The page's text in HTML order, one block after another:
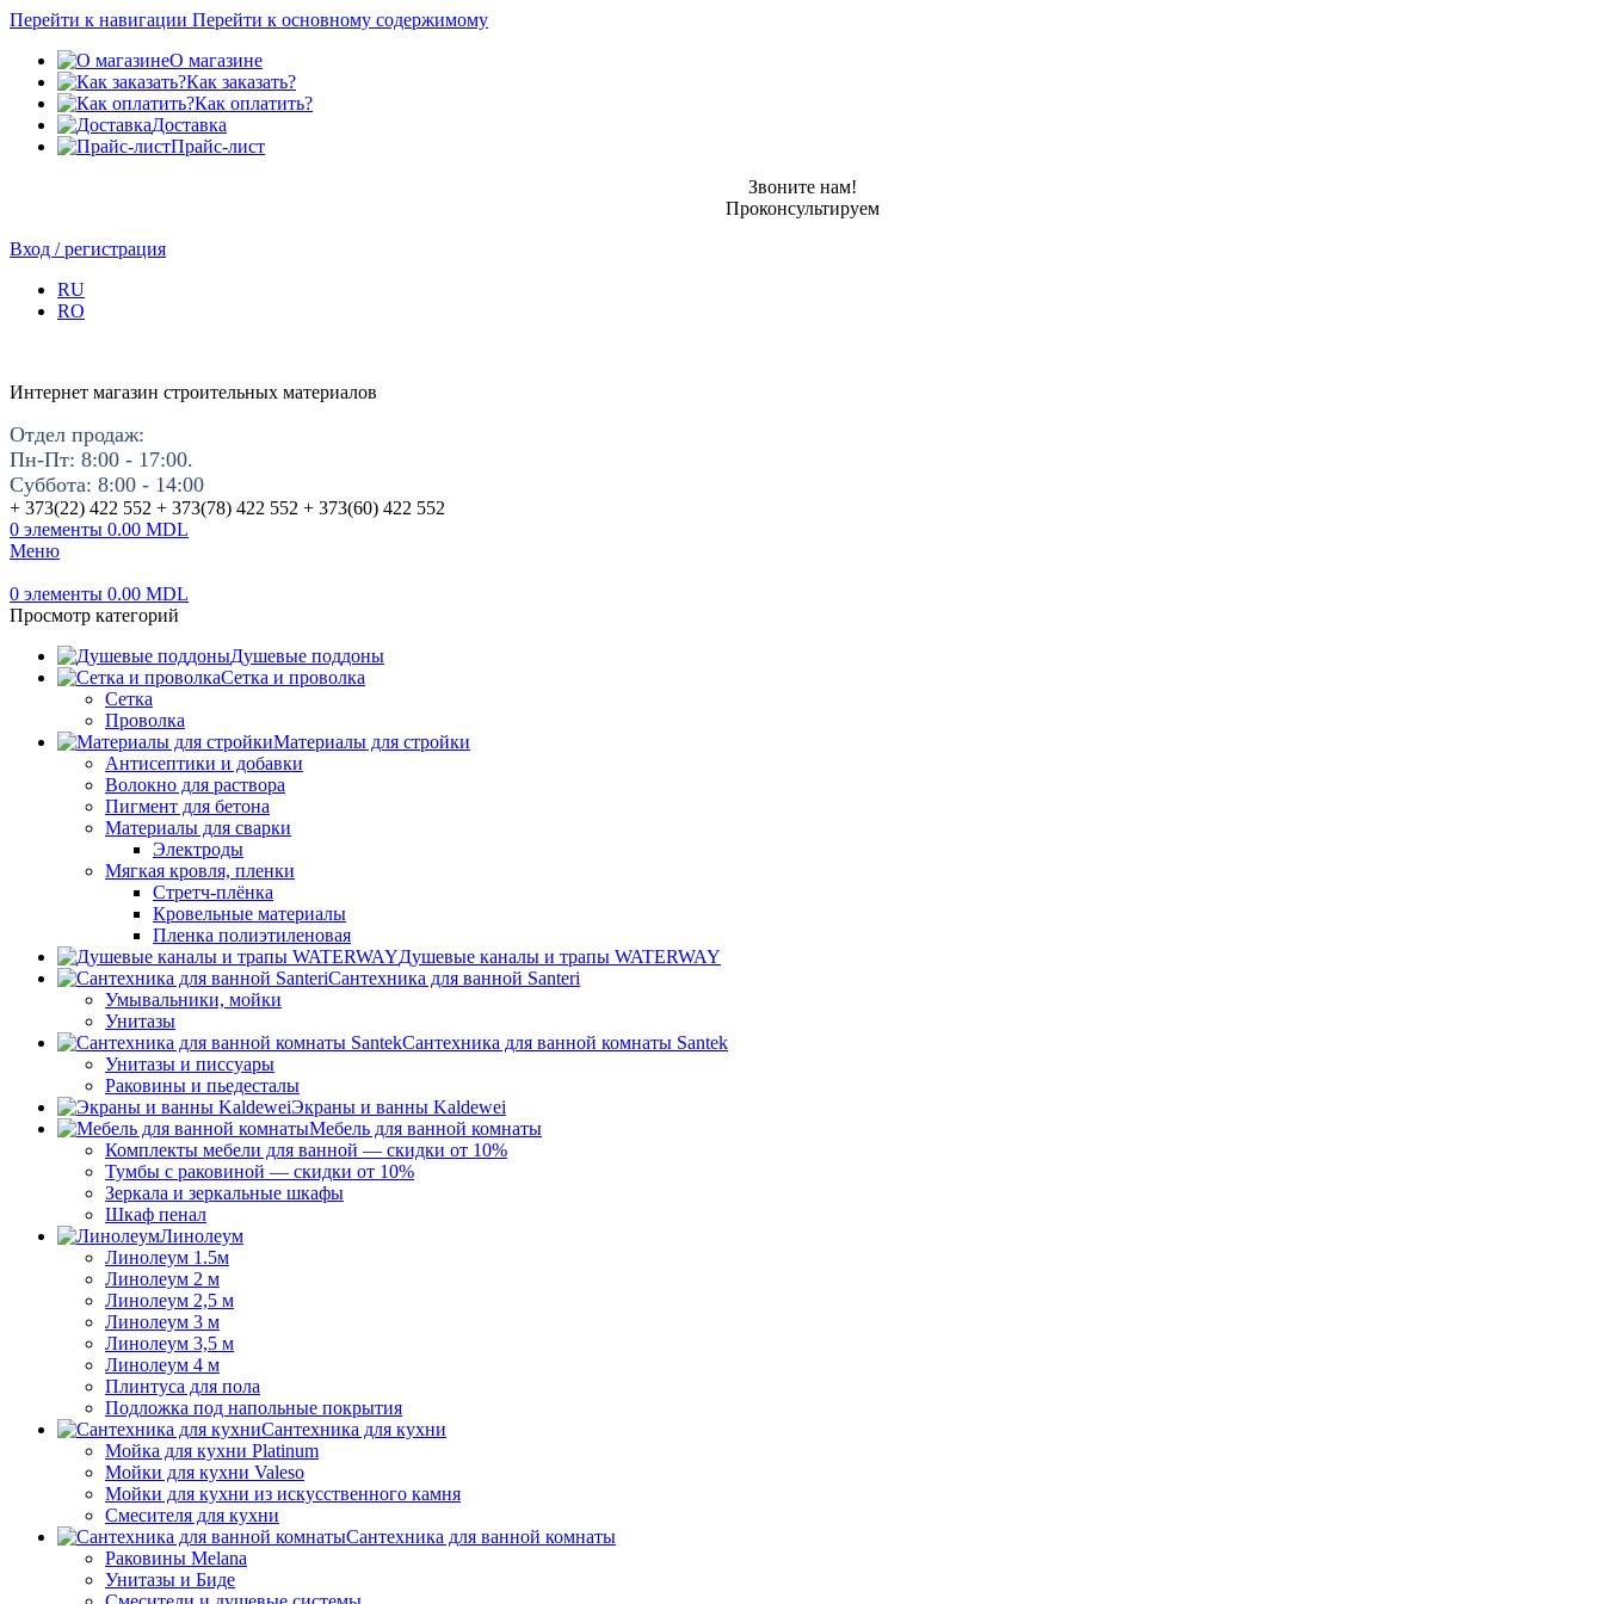
Перейти к навигации Перейти к основному содержимому
О магазине
Как заказать?
Как оплатить?
Доставка
Прайс-лист
Звоните нам!
Проконсультируем
Вход / регистрация
RU
RO
Интернет магазин строительных материалов
Отдел продаж:
Пн-Пт: 8:00 - 17:00.
Суббота: 8:00 - 14:00
+ 373(22) 422 552 + 373(78) 422 552 + 373(60) 422 552
0 элементы 0.00 MDL
Меню
0 элементы 0.00 MDL
Просмотр категорий
Душевые поддоны
Сетка и проволка
Сетка
Проволка
Материалы для стройки
Антисептики и добавки
Волокно для раствора
Пигмент для бетона
Материалы для сварки
Электроды
Мягкая кровля, пленки
Стретч-плёнка
Кровельные материалы
Пленка полиэтиленовая
Душевые каналы и трапы WATERWAY
Сантехника для ванной Santeri
Умывальники, мойки
Унитазы
Сантехника для ванной комнаты Santek
Унитазы и писсуары
Раковины и пьедесталы
Экраны и ванны Kaldewei
Мебель для ванной комнаты
Комплекты мебели для ванной — скидки от 10%
Тумбы с раковиной — скидки от 10%
Зеркала и зеркальные шкафы
Шкаф пенал
Линолеум
Линолеум 1.5м
Линолеум 2 м
Линолеум 2,5 м
Линолеум 3 м
Линолеум 3,5 м
Линолеум 4 м
Плинтуса для пола
Подложка под напольные покрытия
Сантехника для кухни
Мойка для кухни Platinum
Мойки для кухни Valeso
Мойки для кухни из искусственного камня
Смесителя для кухни
Сантехника для ванной комнаты
Раковины Melana
Унитазы и Биде